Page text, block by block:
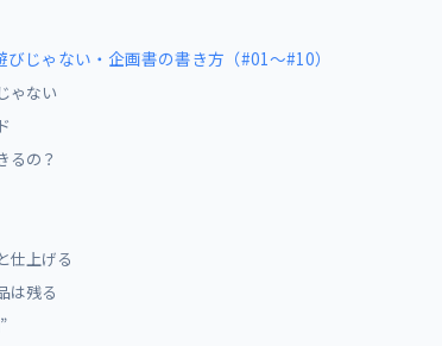
じゃない・企画書の書き方（#01〜#10）
ゃない
るの？
仕上げる
は残る